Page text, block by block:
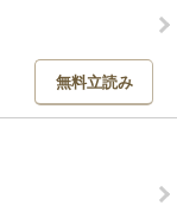
無料立読み